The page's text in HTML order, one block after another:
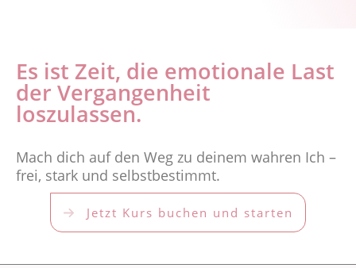
Es ist Zeit, die emotionale Last
der Vergangenheit
loszulassen.
Mach dich auf den Weg zu deinem wahren Ich –
frei, stark und selbstbestimmt.
Jetzt Kurs buchen und starten